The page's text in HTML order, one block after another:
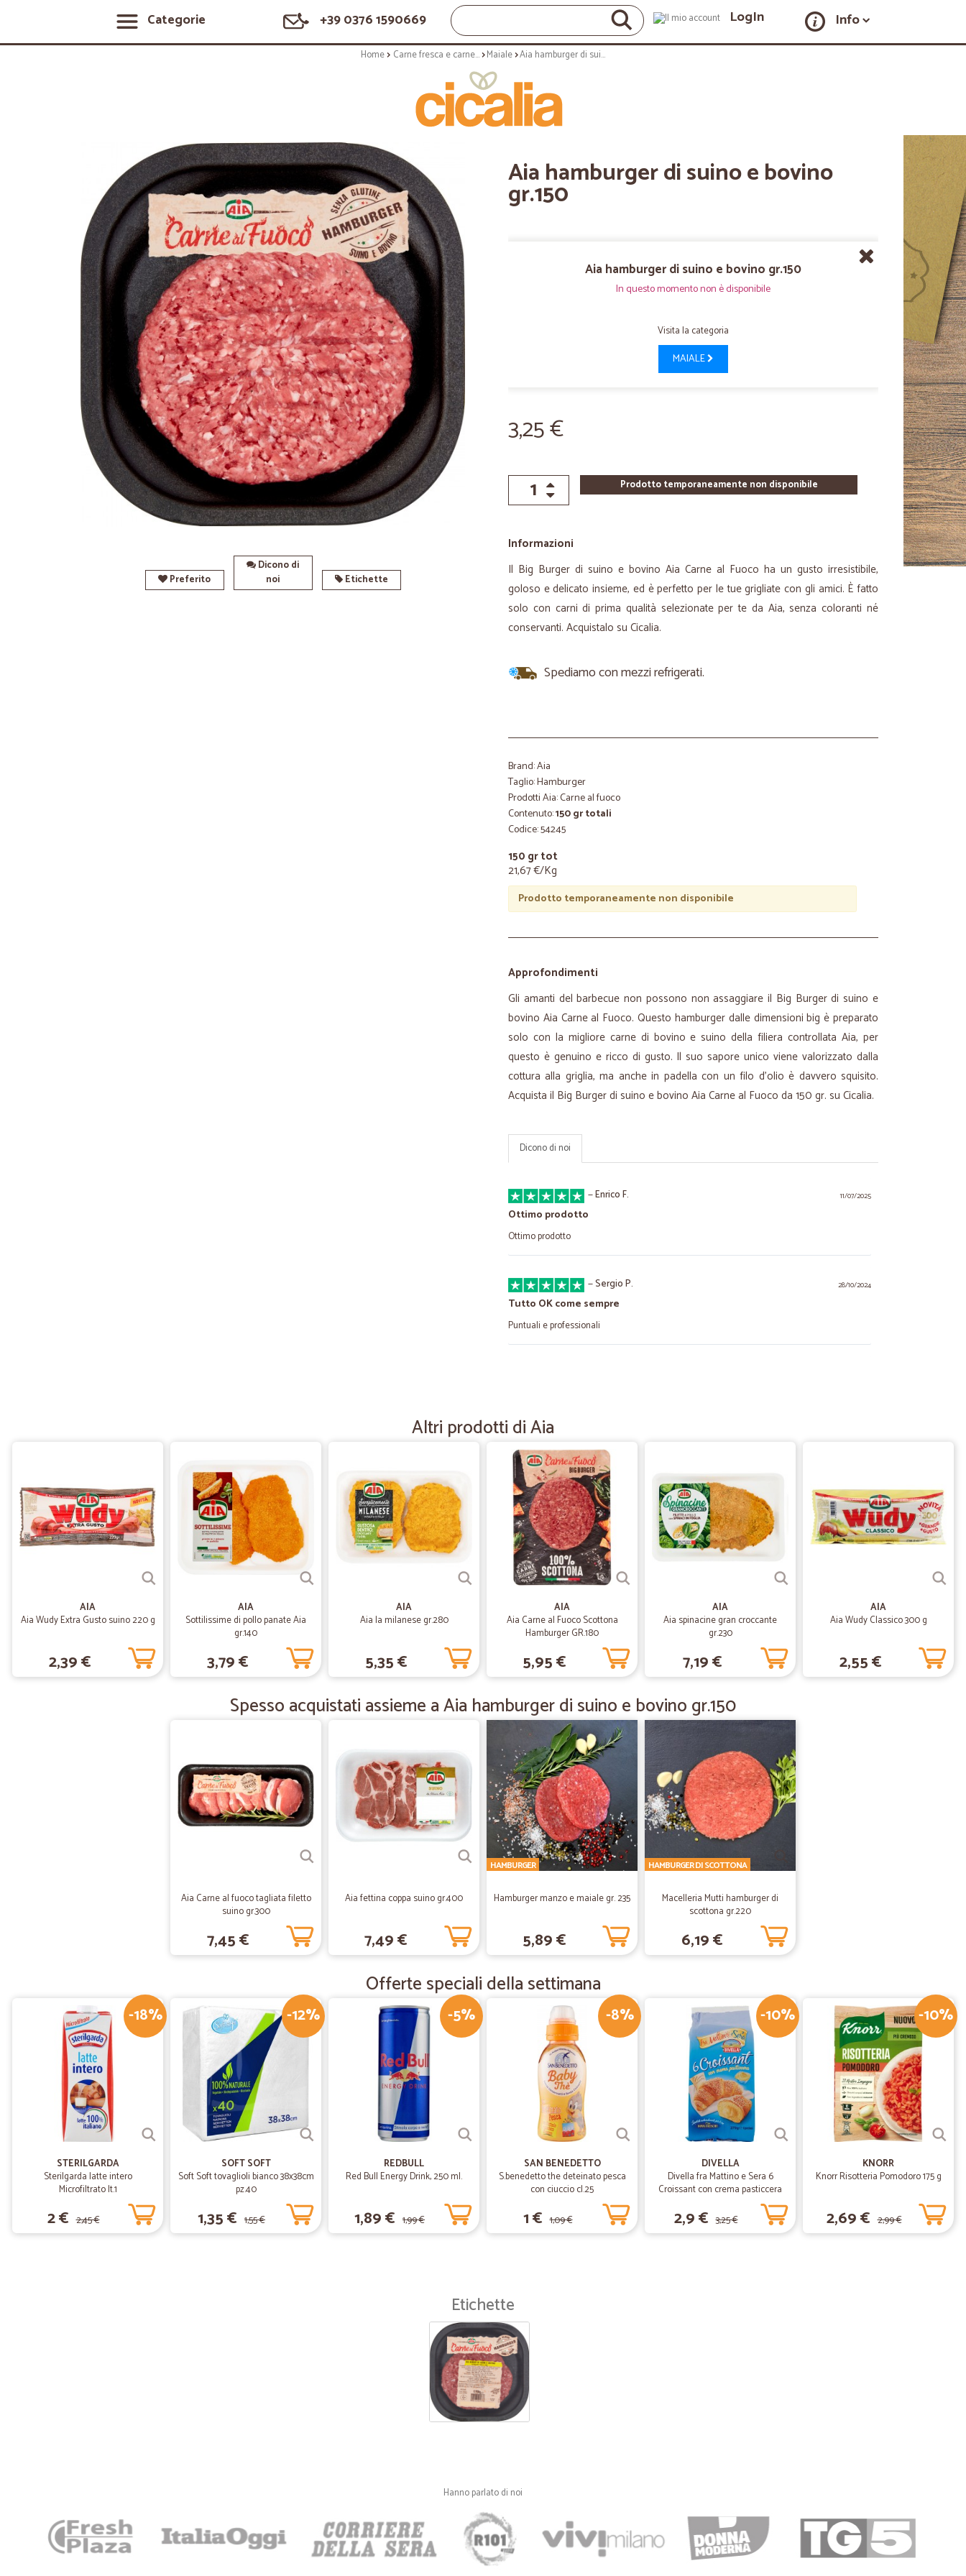
Categorie +39 0376 1590669 LogIn Info
Home Carne fresca e carne lavorata Maiale Aia hamburger di suino e bovino gr.150
Preferito
Dicono di
noi
Etichette
Aia hamburger di suino e bovino
gr.150
Aia hamburger di suino e bovino gr.150
In questo momento non è disponibile
Visita la categoria
MAIALE
3,25 €
Prodotto temporaneamente non disponibile
Informazioni
Il Big Burger di suino e bovino Aia Carne al Fuoco ha un gusto irresistibile,
goloso e delicato insieme, ed è perfetto per le tue grigliate con gli amici. È fatto
solo con carni di prima qualità selezionate per te da Aia, senza coloranti né
conservanti. Acquistalo su Cicalia.
Spediamo con mezzi refrigerati.
Brand: Aia
Taglio: Hamburger
Prodotti Aia: Carne al fuoco
Contenuto:150 gr totali
Codice: 54245
150 gr tot
21,67 €/Kg
Prodotto temporaneamente non disponibile
Approfondimenti
Gli amanti del barbecue non possono non assaggiare il Big Burger di suino e
bovino Aia Carne al Fuoco. Questo hamburger dalle dimensioni big è preparato
solo con la migliore carne di bovino e suino della filiera controllata Aia, per
questo è genuino e ricco di gusto. Il suo sapore unico viene valorizzato dalla
cottura alla griglia, ma anche in padella con un filo d’olio è davvero squisito.
Acquista il Big Burger di suino e bovino Aia Carne al Fuoco da 150 gr. su Cicalia.
Dicono di noi
11/07/2025
—Enrico F.
Ottimo prodotto
Ottimo prodotto
28/10/2024
—Sergio P.
Tutto OK come sempre
Puntuali e professionali
—Maria M.
Sono molto contenta del servizio…
Sono molto contenta del servizio offerto io questi ammorbidenti li adoro ma non li trovo
molto spesso nei supermercati grazie
—.
Servizio e prodotti eccellenti
Servizio eccellente (come sempre) ed ottimi prodotti.
Olha I.
Molto comodo
Molto comodo. Le cose che compro sono sempre fresche e buone.
—Giuseppe C.
Sono soddisfatto e contento
Sono soddisfatto e contento
—Sesto F.
Pacco integro
Pacco integro, arrivo del pacco entro i termini previsti, ottima efficienza.
Puntuali e precisi.
16/06/2019
Chiara T.
Ottima esperienza
Consigliatissimo!! Ci hanno mandato anche degli omaggi vicino al nostro ordine.
Altri prodotti di Aia
AIA
Aia Wudy Extra Gusto suino 220 g
2,39 €
AIA
Sottilissime di pollo panate Aia
gr.140
3,79 €
AIA
Aia la milanese gr.280
5,35 €
AIA
Aia Carne al Fuoco Scottona
Hamburger GR.180
5,95 €
AIA
Aia spinacine gran croccante
gr.230
7,19 €
AIA
Aia Wudy Classico 300 g
2,55 €
Spesso acquistati assieme a Aia hamburger di suino e bovino gr.150
Aia Carne al fuoco tagliata filetto
suino gr.300
7,45 €
Aia fettina coppa suino gr.400
7,49 €
Hamburger manzo e maiale gr. 235
HAMBURGER
5,89 €
Macelleria Mutti hamburger di
scottona gr.220
HAMBURGER DI SCOTTONA
6,19 €
Offerte speciali della settimana
-18%
STERILGARDA
Sterilgarda latte intero
Microfiltrato lt.1
2 € 2,45 €
-12%
SOFT SOFT
Soft Soft tovaglioli bianco 38x38cm
pz.40
1,35 € 1,55 €
-5%
REDBULL
Red Bull Energy Drink, 250 ml.
1,89 € 1,99 €
-8%
SAN BENEDETTO
S.benedetto the deteinato pesca
con ciuccio cl.25
1 € 1,09 €
-10%
DIVELLA
Divella fra Mattino e Sera 6
Croissant con crema pasticcera
2,9 € 3,25 €
-10%
KNORR
Knorr Risotteria Pomodoro 175 g
2,69 € 2,99 €
Etichette
Hanno parlato di noi